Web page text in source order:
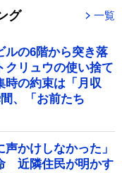
グ 一覧
ルの6階から突き落
リュウの使い捨て
の約束は「月収
、「お前たち
かけしなかった」
近隣住民が明かす